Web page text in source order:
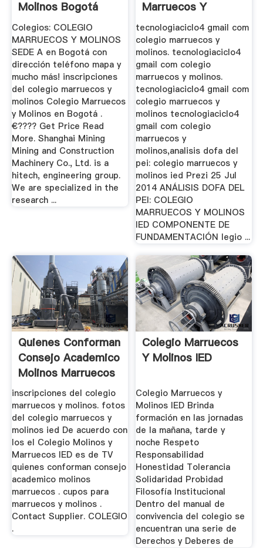
Molinos Bogotá
Colegios: COLEGIO
MARRUECOS Y MOLINOS
SEDE A en Bogotá con
dirección teléfono mapa y
mucho más! inscripciones
del colegio marruecos y
molinos Colegio Marruecos
y Molinos en Bogotá .
€???? Get Price Read
More. Shanghai Mining
Mining and Construction
Machinery Co., Ltd. is a
hitech, engineering group.
We are specialized in the
research ...
Marruecos Y
Molinos
tecnologiaciclo4 gmail com
colegio marruecos y
molinos. tecnologiaciclo4
gmail com colegio
marruecos y molinos.
tecnologiaciclo4 gmail com
colegio marruecos y
molinos tecnologiaciclo4
gmail com colegio
marruecos y
molinos,analisis dofa del
pei: colegio marruecos y
molinos ied Prezi 25 Jul
2014 ANÁLISIS DOFA DEL
PEI: COLEGIO
MARRUECOS Y MOLINOS
IED COMPONENTE DE
FUNDAMENTACIÓN legio ...
Quienes Conforman
Consejo Academico
Molinos Marruecos
Colegio
inscripciones del colegio
marruecos y molinos. fotos
del colegio marruecos y
molinos ied De acuerdo con
los el Colegio Molinos y
Marruecos IED es de TV
quienes conforman consejo
academico molinos
marruecos . cupos para
marruecos y molinos .
Contact Supplier. COLEGIO
.
Colegio Marruecos
Y Molinos IED
Colegio Marruecos y
Molinos IED Brinda
formación en las jornadas
de la mañana, tarde y
noche Respeto
Responsabilidad
Honestidad Tolerancia
Solidaridad Probidad
Filosofía Institucional
Dentro del manual de
convivencia del colegio se
encuentran una serie de
Derechos y Deberes de